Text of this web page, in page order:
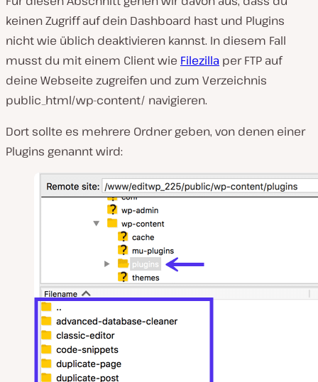
keinen Zugriff auf dein Dashboard hast und Plugins
nicht wie üblich deaktivieren kannst. In diesem Fall
musst du mit einem Client wie Filezilla per FTP auf
deine Webseite zugreifen und zum Verzeichnis
public_html/wp-content/ navigieren.
Dort sollte es mehrere Ordner geben, von denen einer
Plugins genannt wird: